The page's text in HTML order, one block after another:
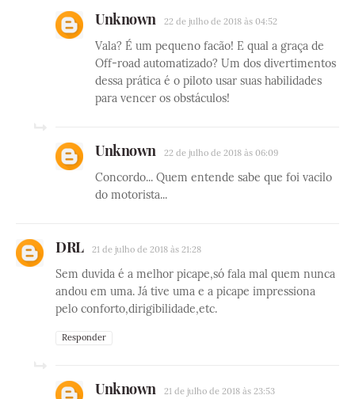
Unknown 22 de julho de 2018 às 04:52
Vala? É um pequeno facão! E qual a graça de
Off-road automatizado? Um dos divertimentos
dessa prática é o piloto usar suas habilidades
para vencer os obstáculos!
Unknown 22 de julho de 2018 às 06:09
Concordo... Quem entende sabe que foi vacilo
do motorista...
DRL 21 de julho de 2018 às 21:28
Sem duvida é a melhor picape,só fala mal quem nunca
andou em uma. Já tive uma e a picape impressiona
pelo conforto,dirigibilidade,etc.
Responder
Unknown 21 de julho de 2018 às 23:53